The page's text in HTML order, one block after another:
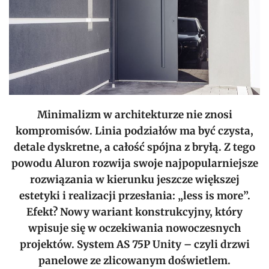
Minimalizm w architekturze nie znosi
kompromisów. Linia podziałów ma być czysta,
detale dyskretne, a całość spójna z bryłą. Z tego
powodu Aluron rozwija swoje najpopularniejsze
rozwiązania w kierunku jeszcze większej
estetyki i realizacji przesłania: „less is more”.
Efekt? Nowy wariant konstrukcyjny, który
wpisuje się w oczekiwania nowoczesnych
projektów. System AS 75P Unity – czyli drzwi
panelowe ze zlicowanym doświetlem.